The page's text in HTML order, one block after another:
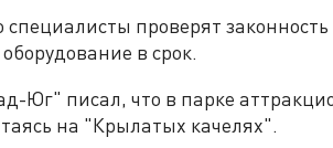
специалисты проверят
в срок.
Юг" писал, что в парке
на "Крылатых качелях".